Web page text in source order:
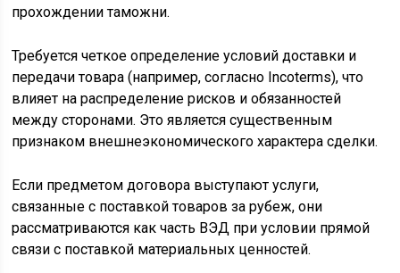
прохождении таможни.
Требуется четкое определение условий доставки и
передачи товара (например, согласно Incoterms), что
влияет на распределение рисков и обязанностей
между сторонами. Это является существенным
признаком внешнеэкономического характера сделки.
Если предметом договора выступают услуги,
связанные с поставкой товаров за рубеж, они
рассматриваются как часть ВЭД при условии прямой
связи с поставкой материальных ценностей.